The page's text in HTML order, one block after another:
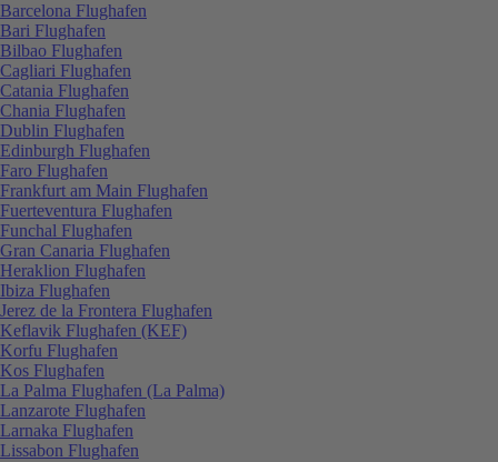
Barcelona Flughafen
Bari Flughafen
Bilbao Flughafen
Cagliari Flughafen
Catania Flughafen
Chania Flughafen
Dublin Flughafen
Edinburgh Flughafen
Faro Flughafen
Frankfurt am Main Flughafen
Fuerteventura Flughafen
Funchal Flughafen
Gran Canaria Flughafen
Heraklion Flughafen
Ibiza Flughafen
Jerez de la Frontera Flughafen
Keflavik Flughafen (KEF)
Korfu Flughafen
Kos Flughafen
La Palma Flughafen (La Palma)
Lanzarote Flughafen
Larnaka Flughafen
Lissabon Flughafen